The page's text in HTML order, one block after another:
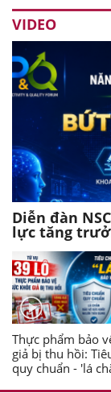
VIDEO
Diễn đàn
lực tăng
Thực phẩm bảo
giả bị thu hồi:
quy chuẩn - 'lá